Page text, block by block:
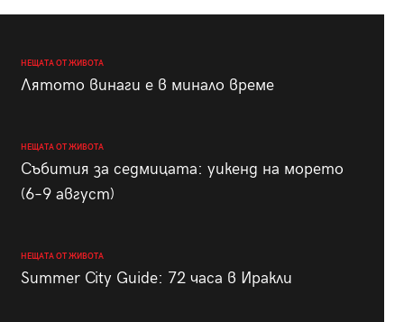
НЕЩАТА ОТ ЖИВОТА
Лятото винаги е в минало време
НЕЩАТА ОТ ЖИВОТА
Събития за седмицата: уикенд на морето
(6–9 август)
НЕЩАТА ОТ ЖИВОТА
Summer City Guide: 72 часа в Иракли